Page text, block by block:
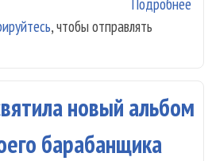
, чтобы отправлять
новый альбом
барабанщика